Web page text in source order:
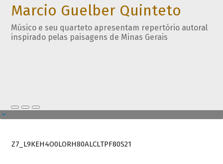
Marcio Guelber Quinteto
Músico e seu quarteto apresentam repertório autoral
inspirado pelas paisagens de Minas Gerais
Z7_L9KEH4O0LORH80ALCLTPF80S21